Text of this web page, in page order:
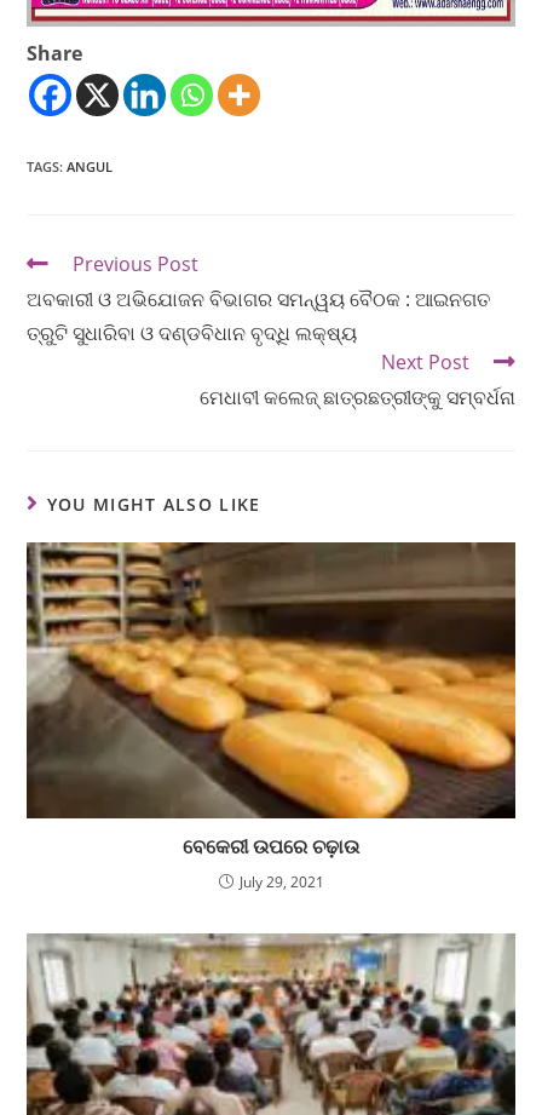
Share
TAGS:ANGUL
Previous Post
ଅବକାରୀ ଓ ଅଭିଯୋଜନ ବିଭାଗର ସମନ୍ୱୟ ବୈଠକ : ଆଇନଗତ
ତ୍ରୁଟି ସୁଧାରିବା ଓ ଦଣ୍ଡବିଧାନ ବୃଦ୍ଧି ଲକ୍ଷ୍ୟ
Next Post
ମେଧାବୀ କଲେଜ୍ ଛାତ୍ରଛତ୍ରୀଙ୍କୁ ସମ୍ବର୍ଧନା
YOU MIGHT ALSO LIKE
ବେକେରୀ ଉପରେ ଚଢ଼ାଉ
July 29, 2021